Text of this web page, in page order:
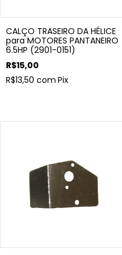
CALÇO TRASEIRO DA HÉLICE
para MOTORES PANTANEIRO
6.5HP (2901-0151)
R$15,00
R$13,50 com Pix